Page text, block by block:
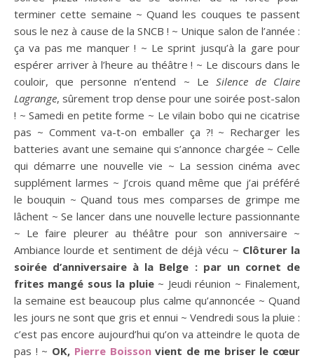
terminer cette semaine ~ Quand les couques te passent
sous le nez à cause de la SNCB ! ~ Unique salon de l’année :
ça va pas me manquer ! ~ Le sprint jusqu’à la gare pour
espérer arriver à l’heure au théâtre ! ~ Le discours dans le
couloir, que personne n’entend ~ Le Silence de Claire
Lagrange, sûrement trop dense pour une soirée post-salon
! ~ Samedi en petite forme ~ Le vilain bobo qui ne cicatrise
pas ~ Comment va-t-on emballer ça ?! ~ Recharger les
batteries avant une semaine qui s’annonce chargée ~ Celle
qui démarre une nouvelle vie ~ La session cinéma avec
supplément larmes ~ J’crois quand même que j’ai préféré
le bouquin ~ Quand tous mes comparses de grimpe me
lâchent ~ Se lancer dans une nouvelle lecture passionnante
~ Le faire pleurer au théâtre pour son anniversaire ~
Ambiance lourde et sentiment de déjà vécu ~ Clôturer la
soirée d’anniversaire à la Belge : par un cornet de
frites mangé sous la pluie~ Jeudi réunion ~ Finalement,
la semaine est beaucoup plus calme qu’annoncée ~ Quand
les jours ne sont que gris et ennui ~ Vendredi sous la pluie :
c’est pas encore aujourd’hui qu’on va atteindre le quota de
pas ! ~ OK, Pierre Boissonvient de me briser le cœur